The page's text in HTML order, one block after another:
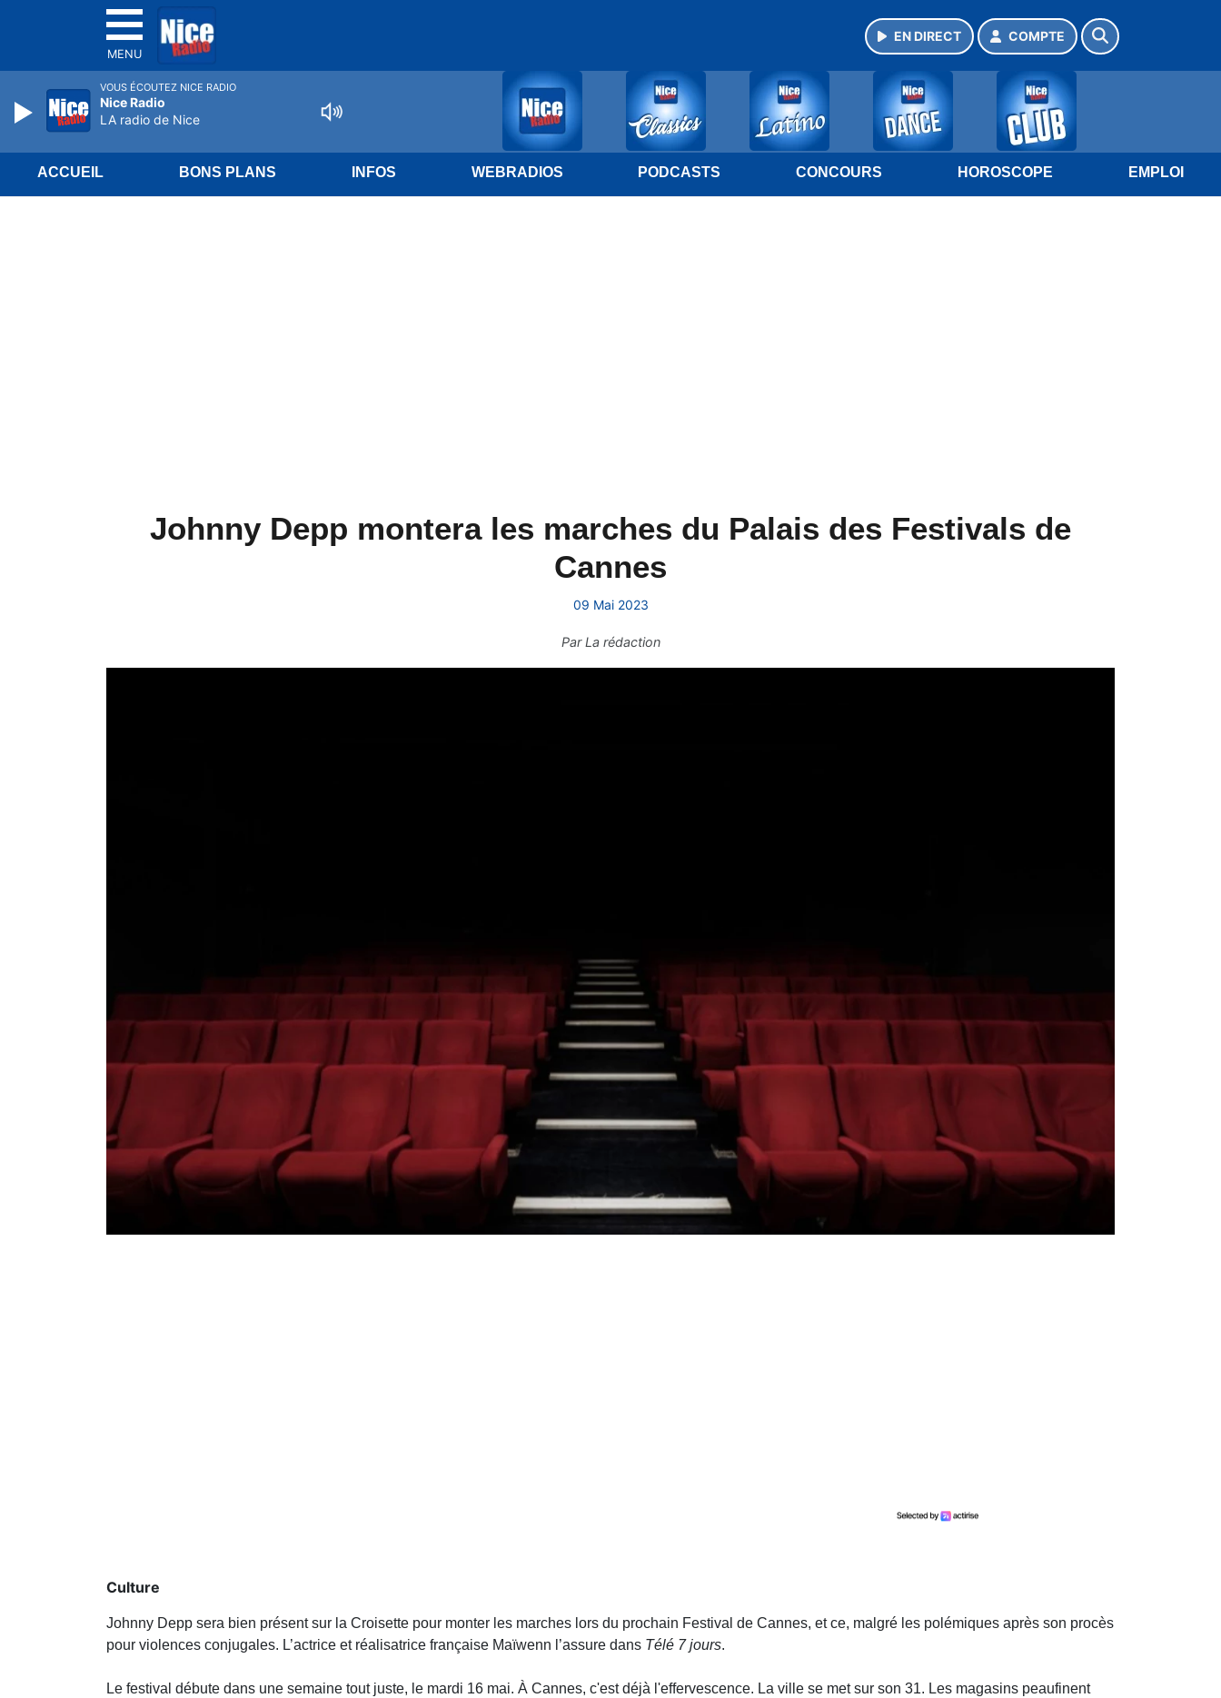
MENU
EN DIRECT COMPTE
ACCUEIL BONS PLANS INFOS WEBRADIOS PODCASTS CONCOURS HOROSCOPE EMPLOI
Johnny Depp montera les marches du Palais des Festivals de
Cannes
09 Mai 2023
ParLa rédaction
Culture
Johnny Depp sera bien présent sur la Croisette pour monter les marches lors du prochain Festival de Cannes, et ce, malgré les polémiques après son procès
pour violences conjugales. L’actrice et réalisatrice française Maïwenn l’assure dans Télé 7 jours.
Le festival débute dans une semaine tout juste, le mardi 16 mai. À Cannes, c'est déjà l'effervescence. La ville se met sur son 31. Les magasins peaufinent
VOUS ÉCOUTEZ NICE RADIO
Nice Radio
LA radio de Nice